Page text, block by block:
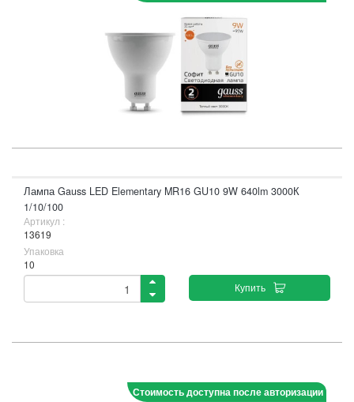
Лампа Gauss LED Elementary MR16 GU10 9W 640lm 3000К
1/10/100
Артикул :
13619
Упаковка
10
Купить
Стоимость доступна после авторизации